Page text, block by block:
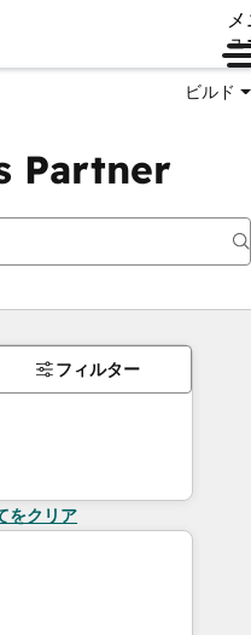
ュ
ビルド
Partner
フィルター
をクリア